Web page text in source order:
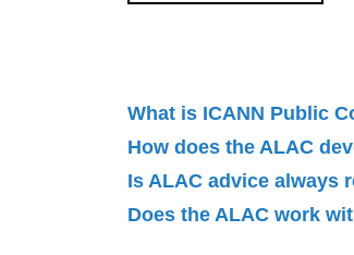
What is ICANN Public
How does the ALAC
Is ALAC advice always
Does the ALAC work